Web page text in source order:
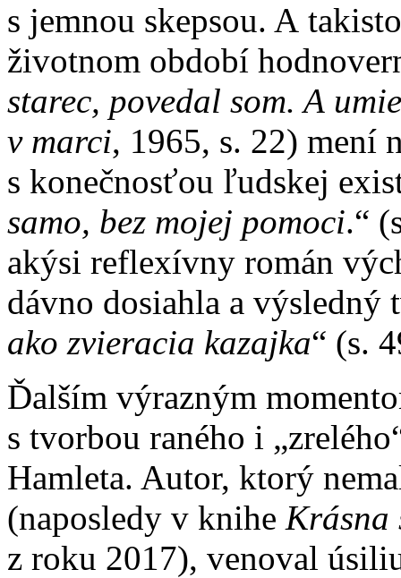
s jemnou skepsou. A
životnom období
starec, povedal som. A
v marci, 1965, s. 22) mení
s konečnosťou ľudskej
samo, bez mojej pomoci.“
akýsi reflexívny román
dávno dosiahla a
ako zvieracia kazajka“ (s.
Ďalším výrazným
s tvorbou raného i
Hamleta. Autor, ktorý
(naposledy v knihe Krásna
z roku 2017), venoval